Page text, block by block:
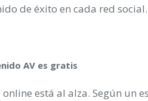
de éxito en cada red social.
AV es gratis
está al alza. Según un